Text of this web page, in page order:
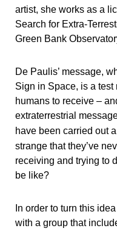
artist, she works as a
Search for Extra-
Green Bank
De Paulis’ message,
Sign in Space, is a test
humans to receive –
extraterrestrial
have been carried out
strange that they’ve
receiving and trying to
be like?
In order to turn this
with a group that